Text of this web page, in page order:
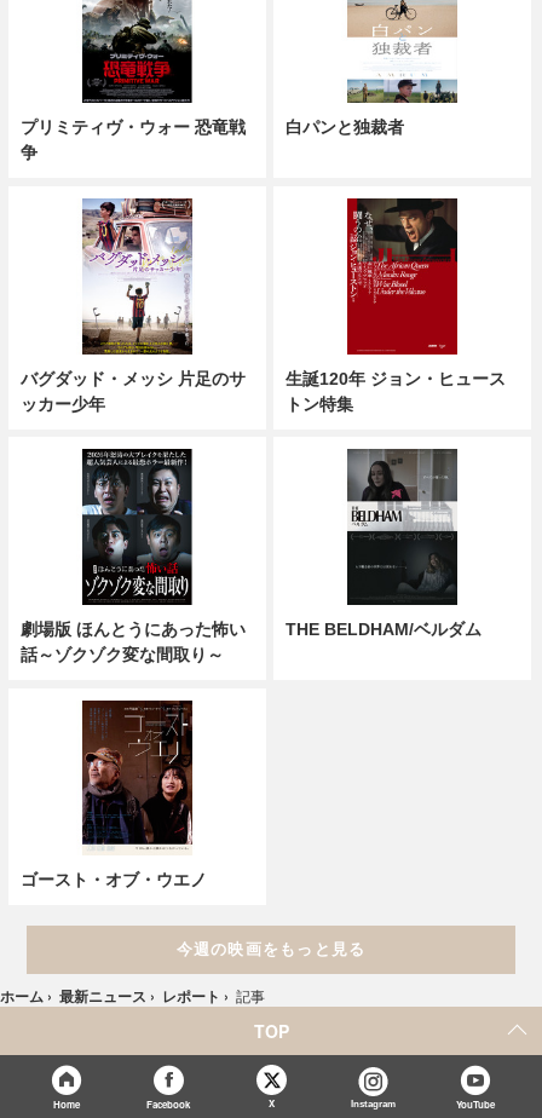
プリミティヴ・ウォー 恐竜戦
争
白パンと独裁者
バグダッド・メッシ 片足のサ
ッカー少年
生誕120年 ジョン・ヒュース
トン特集
劇場版 ほんとうにあった怖い
話～ゾクゾク変な間取り～
THE BELDHAM/ベルダム
ゴースト・オブ・ウエノ
今週の映画をもっと見る
ホーム › 最新ニュース › レポート › 記事
TOP
Home Facebook X Instagram YouTube